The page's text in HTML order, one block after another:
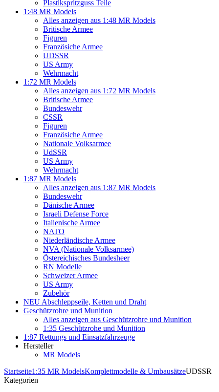
Plastikspritzguss Teile
1:48 MR Models
Alles anzeigen aus 1:48 MR Models
Britische Armee
Figuren
Französiche Armee
UDSSR
US Army
Wehrmacht
1:72 MR Models
Alles anzeigen aus 1:72 MR Models
Britische Armee
Bundeswehr
CSSR
Figuren
Französiche Armee
Nationale Volksarmee
UdSSR
US Army
Wehrmacht
1:87 MR Models
Alles anzeigen aus 1:87 MR Models
Bundeswehr
Dänische Armee
Israeli Defense Force
Italienische Armee
NATO
Niederländische Armee
NVA (Nationale Volksarmee)
Östereichisches Bundesheer
RN Modelle
Schweizer Armee
US Army
Zubehör
NEU Abschleppseile, Ketten und Draht
Geschützrohre und Munition
Alles anzeigen aus Geschützrohre und Munition
1:35 Geschützrohe und Munition
1:87 Rettungs und Einsatzfahrzeuge
Hersteller
MR Models
Startseite1:35 MR ModelsKomplettmodelle & UmbausätzeUDSSR
Kategorien